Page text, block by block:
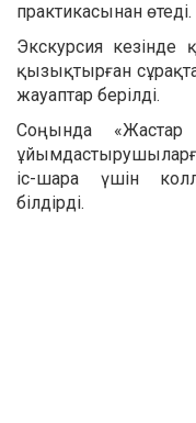
практикасынан өтеді.
Экскурсия кезінде
қызықтырған
жауаптар берілді.
Соңында «Жастар
іс-шара үшін
білдірді.